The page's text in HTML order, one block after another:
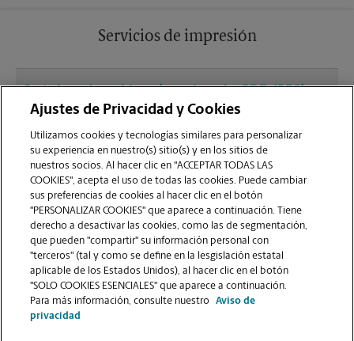
Servicios de impresión
¿Qué clase de archivos (por ejemplo, PDF, JPEG)
debo usar para enviar a imprimir documentos en
¿Puedo terminar un trabajo de impresión
(laminado, encuadernado o engrapado) en la
sucursal ubicada en 11455 SW 40th St?
¿La sucursal de Miami ofrece servicios de
impresión de gran formato como pancartas,
carteles o planos?
Ajustes de Privacidad y Cookies
Utilizamos cookies y tecnologías similares para personalizar
su experiencia en nuestro(s) sitio(s) y en los sitios de
nuestros socios. Al hacer clic en "ACCEPTAR TODAS LAS
COOKIES", acepta el uso de todas las cookies. Puede cambiar
sus preferencias de cookies al hacer clic en el botón
"PERSONALIZAR COOKIES" que aparece a continuación. Tiene
derecho a desactivar las cookies, como las de segmentación,
que pueden "compartir" su información personal con
"terceros" (tal y como se define en la lesgislación estatal
aplicable de los Estados Unidos), al hacer clic en el botón
"SOLO COOKIES ESENCIALES" que aparece a continuación.
Para más información, consulte nuestro
Aviso de
privacidad